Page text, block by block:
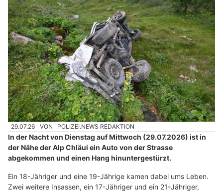
29.07.26 VON POLIZEI.NEWS REDAKTION
In der Nacht von Dienstag auf Mittwoch (29.07.2026) ist in
der Nähe der Alp Chläui ein Auto von der Strasse
abgekommen und einen Hang hinuntergestürzt.
Ein 18-Jähriger und eine 19-Jährige kamen dabei ums Leben.
Zwei weitere Insassen, ein 17-Jähriger und ein 21-Jähriger,